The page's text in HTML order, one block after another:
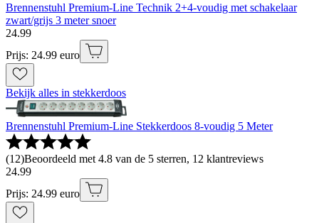
Brennenstuhl Premium-Line Technik 2+4-voudig met schakelaar
zwart/grijs 3 meter snoer
24.99
Prijs: 24.99 euro
Bekijk alles in stekkerdoos
Brennenstuhl Premium-Line Stekkerdoos 8-voudig 5 Meter
(12)Beoordeeld met 4.8 van de 5 sterren, 12 klantreviews
24.99
Prijs: 24.99 euro